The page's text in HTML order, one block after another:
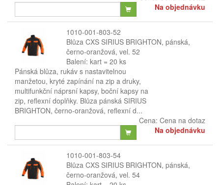
Na objednávku
1010-001-803-52
Blůza CXS SIRIUS BRIGHTON, pánská,
černo-oranžová, vel. 52
Balení: kart = 20 ks
Pánská blůza, rukáv s nastavitelnou
manžetou, kryté zapínání na zip a druky,
multifunkční náprsní kapsy, boční kapsy na
zip, reflexní doplňky. Blůza pánská SIRIUS
BRIGHTON, černo-oranžová, reflexní d...
Cena: Cena na dotaz
Na objednávku
1010-001-803-54
Blůza CXS SIRIUS BRIGHTON, pánská,
černo-oranžová, vel. 54